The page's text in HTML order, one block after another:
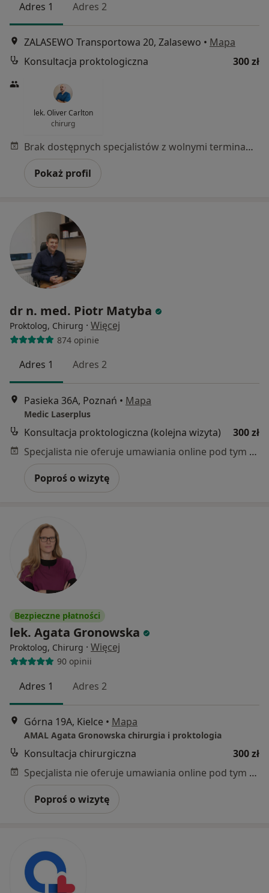
Adres 1 Adres 2
ZALASEWO Transportowa 20, Zalasewo • Mapa
Konsultacja proktologiczna
300 zł
lek. Oliver Carlton
chirurg
Brak dostępnych specjalistów z wolnymi terminami w tym centrum medycznym.
Pokaż profil
dr n. med. Piotr Matyba
Proktolog, Chirurg · Więcej
874 opinie
Adres 1 Adres 2
Pasieka 36A, Poznań • Mapa
Medic Laserplus
Konsultacja proktologiczna (kolejna wizyta)
300 zł
Specjalista nie oferuje umawiania online pod tym adresem.
Poproś o wizytę
Bezpieczne płatności
lek. Agata Gronowska
Proktolog, Chirurg · Więcej
90 opinii
Adres 1 Adres 2
Górna 19A, Kielce • Mapa
AMAL Agata Gronowska chirurgia i proktologia
Konsultacja chirurgiczna
300 zł
Specjalista nie oferuje umawiania online pod tym adresem.
Poproś o wizytę